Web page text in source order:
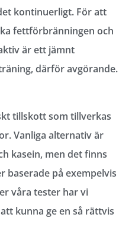
kontinuerligt. För att
fettförbränningen och
är ett jämnt
därför avgörande.
tillskott som tillverkas
Vanliga alternativ är
kasein, men det finns
baserade på exempelvis
våra tester har vi
kunna ge en så rättvis